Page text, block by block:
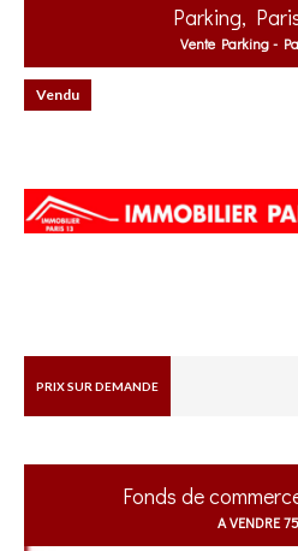
Parking,
Vente Parking -
PRIX SUR DEMANDE
Vendu
Fonds de
A VENDRE